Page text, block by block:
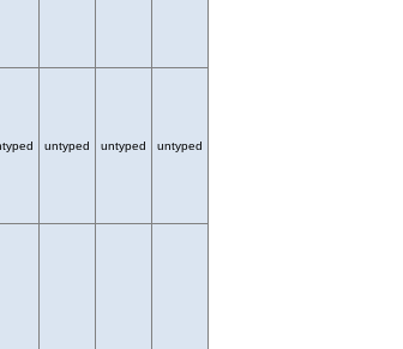
untyped untyped untyped